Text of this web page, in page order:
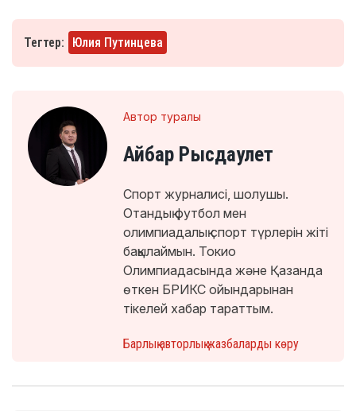
Тегтер: Юлия Путинцева
Автор туралы
Айбар Рысдаулет
Спорт журналисі, шолушы.
Отандық футбол мен
олимпиадалық спорт түрлерін жіті
бақылаймын. Токио
Олимпиадасында және Қазанда
өткен БРИКС ойындарынан
тікелей хабар тараттым.
Барлық авторлық жазбаларды көру